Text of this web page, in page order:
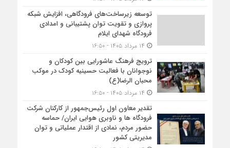
توسعه زیرساخت‌های فرودگاهی، افزایش شبکه
پروازی و تقویت توان پشتیبانی و امدادی
فرودگاه شهدای ایلام
ترویج فرهنگ عاشورایی بین کودکان و
نوجوانان با فعالیت حسینیه کودک در موکب
محبان الرضا(ع)
تقدیر معاون اول رئیس‌جمهور از کارکنان شرکت
فرودگاه ها و ناوبری هوایی ایران/ حماسه
حضور مردم، نمادی از اقتدار عملیاتی و توان
مدیریتی کشور